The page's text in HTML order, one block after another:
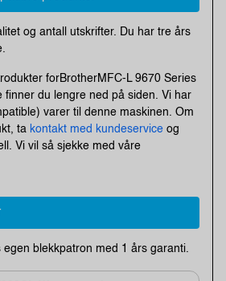
og antall utskrifter. Du har tre års
forBrotherMFC-L 9670 Series
finner du lengre ned på siden. Vi har
varer til denne maskinen. Om
ta kontakt med kundeservice og
Vi vil så sjekke med våre
blekkpatron med 1 års garanti.